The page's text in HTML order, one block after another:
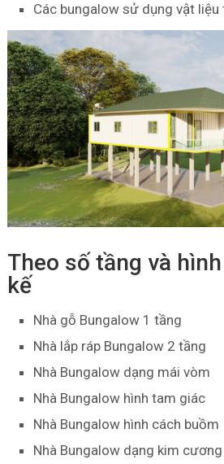
Các bungalow sử dụng vật liệu
Theo số tầng và
kế
Nhà gỗ Bungalow 1 tầng
Nhà lắp ráp Bungalow 2 tầng
Nhà Bungalow dạng mái vòm
Nhà Bungalow hình tam giác
Nhà Bungalow hình cách buồm
Nhà Bungalow dạng kim cương